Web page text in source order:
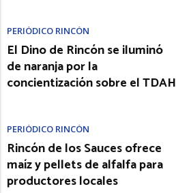
PERIÓDICO RINCÓN
El Dino de Rincón se iluminó
de naranja por la
concientización sobre el TDAH
PERIÓDICO RINCÓN
Rincón de los Sauces ofrece
maíz y pellets de alfalfa para
productores locales